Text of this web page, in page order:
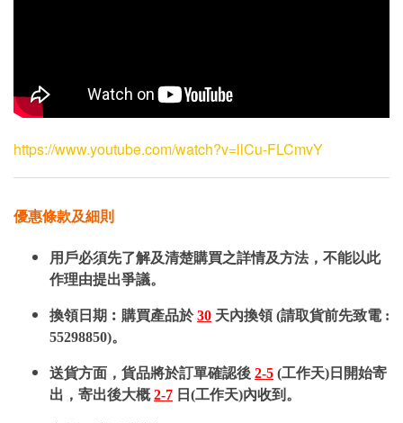
https://www.youtube.com/watch?v=llCu-FLCmvY
優惠條款及細則
用戶必須先了解及清楚購買之詳情及方法，不能以此
作理由提出爭議。
換領日期︰購買產品於30 天內換領 (請取貨前先致電 :
55298850)。
送貨方面，貨品將於訂單確認後 2-5 (工作天)日開始寄
出，寄出後大概2-7 日(工作天)內收到。